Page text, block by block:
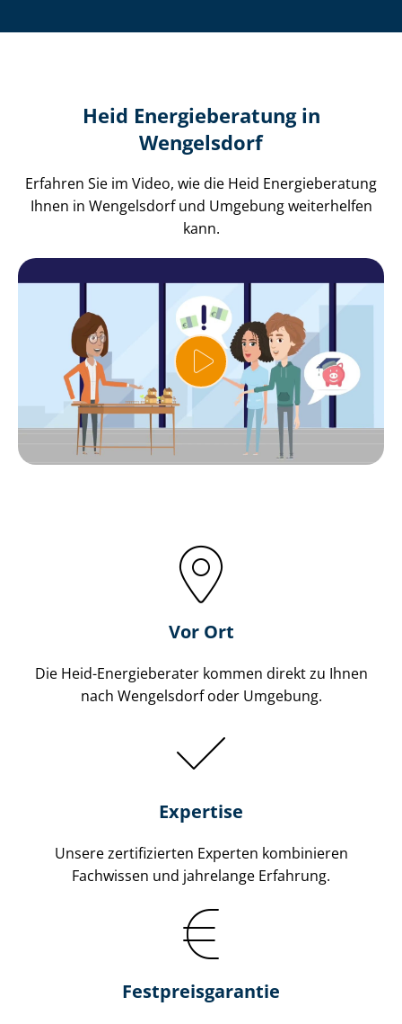
Heid Energieberatung in
Wengelsdorf
Erfahren Sie im Video, wie die Heid Energieberatung
Ihnen in Wengelsdorf und Umgebung weiterhelfen
kann.
Vor Ort
Die Heid-Energieberater kommen direkt zu Ihnen
nach Wengelsdorf oder Umgebung.
Expertise
Unsere zertifizierten Experten kombinieren
Fachwissen und jahrelange Erfahrung.
Fest­preis­ga­ran­tie